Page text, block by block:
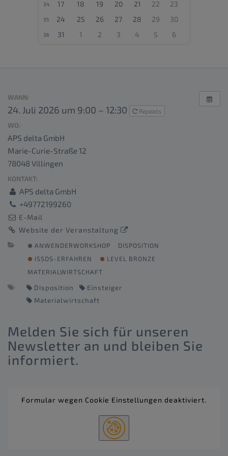
34 17 18 19 20 21 22 23
35 24 25 26 27 28 29 30
36 31 1 2 3 4 5 6
WANN:
24. Juli 2026 um 9:00 – 12:30 Repeats
WO:
APS delta GmbH
Marie-Curie-Straße 12
78048 Villingen
KONTAKT:
APS delta GmbH
+49772199260
E-Mail
Website der Veranstaltung
ANWENDERWORKSHOP
DISPOSITION
ISSOS-ERFAHREN
LEVEL BRONZE
MATERIALWIRTSCHAFT
Disposition
Einsteiger
Materialwirtschaft
Melden Sie sich für unseren
Newsletter an und bleiben Sie
informiert.
Formular wegen Cookie Einstellungen deaktiviert.